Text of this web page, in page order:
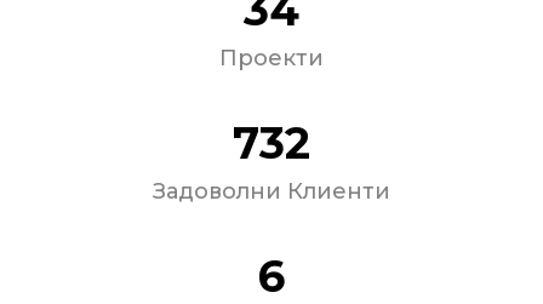
Проекти
732
Задоволни Клиенти
6